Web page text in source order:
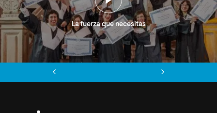
La fuerza que necesitas